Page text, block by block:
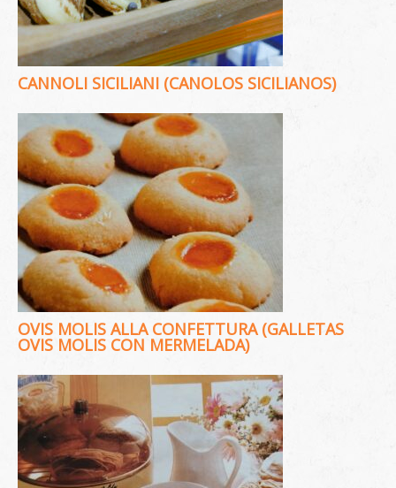
CANNOLI SICILIANI (CANOLOS SICILIANOS)
OVIS MOLIS ALLA CONFETTURA (GALLETAS
OVIS MOLIS CON MERMELADA)